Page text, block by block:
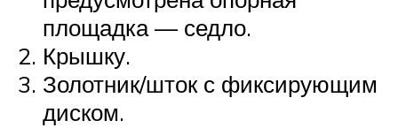
площадка — седло.
Крышку.
Золотник/шток с фиксирующим
диском.